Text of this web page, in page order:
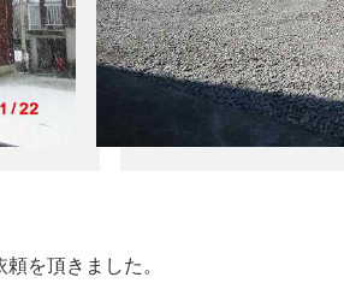
を頂きました。